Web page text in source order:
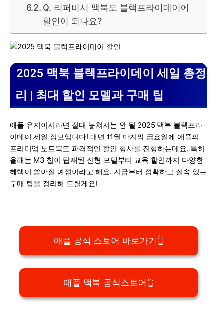
Q. 리퍼비시 맥북도 블랙프라이데이에
할인이 되나요?
2025 맥북 블랙프라이데이 세일 총정
리 | 최대 할인 모델과 구매 팁
애플 유저이시라면 절대 놓쳐서는 안 될 2025 맥북 블랙프라
이데이 세일 정보입니다! 매년 11월 마지막 금요일에 애플의
프리미엄 노트북도 파격적인 할인 행사를 진행하는데요. 특히
올해는 M3 칩이 탑재된 신형 모델부터 교육 할인까지 다양한
혜택이 쏟아질 예정이라고 해요. 지금부터 정확하고 실속 있는
구매 팁을 정리해 드릴게요!
애플 공식 스토어 바로가기👆
애플 맥북 공식스토어👆